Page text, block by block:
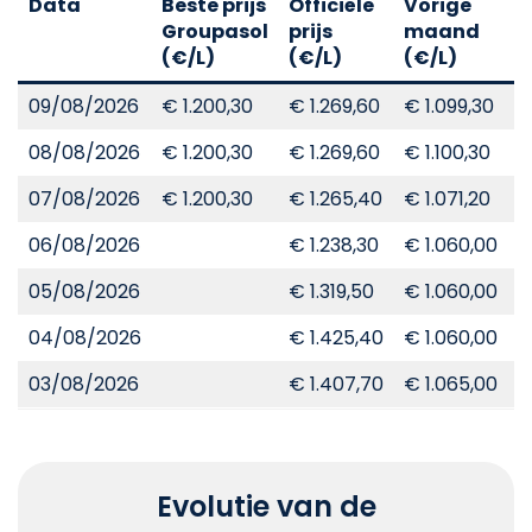
Groupasol
(€/L)
prijs
(€/L)
maand
(€/L)
09/08/2026
€ 1.200,30 € 1.269,60 € 1.099,30
08/08/2026
€ 1.200,30 € 1.269,60 € 1.100,30
07/08/2026
€ 1.200,30 € 1.265,40 € 1.071,20
06/08/2026
€ 1.238,30 € 1.060,00
05/08/2026
€ 1.319,50 € 1.060,00
04/08/2026
€ 1.425,40 € 1.060,00
03/08/2026
€ 1.407,70 € 1.065,00
Evolutie van de